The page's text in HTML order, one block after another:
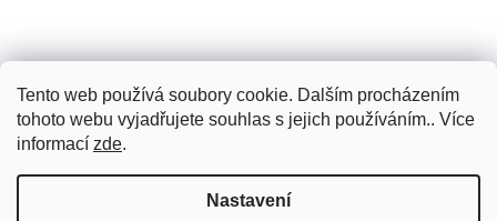
Tento web používá soubory cookie. Dalším procházením
tohoto webu vyjadřujete souhlas s jejich používáním.. Více
informací zde.
Nastavení
Vytvořil Shoptet